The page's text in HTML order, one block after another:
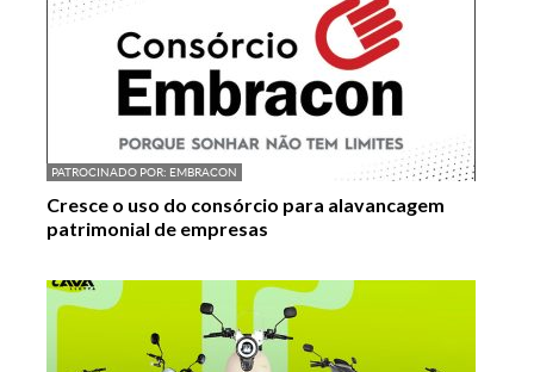
PATROCINADO POR: EMBRACON
Cresce o uso do consórcio para alavancagem
patrimonial de empresas